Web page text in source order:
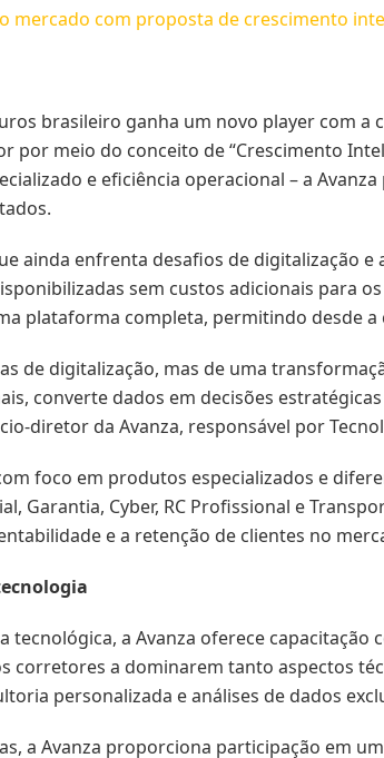
brasileiro ganha um novo player com a
por meio do conceito de “Crescimento
e eficiência operacional – a
ainda enfrenta desafios de digitalização
sem custos adicionais para
plataforma completa, permitindo desde
de digitalização, mas de uma
converte dados em decisões
diretor da Avanza, responsável por
foco em produtos especializados e
Garantia, Cyber, RC Profissional e
e a retenção de clientes no
tecnológica, a Avanza oferece
corretores a dominarem tanto aspectos
personalizada e análises de dados
a Avanza proporciona participação em